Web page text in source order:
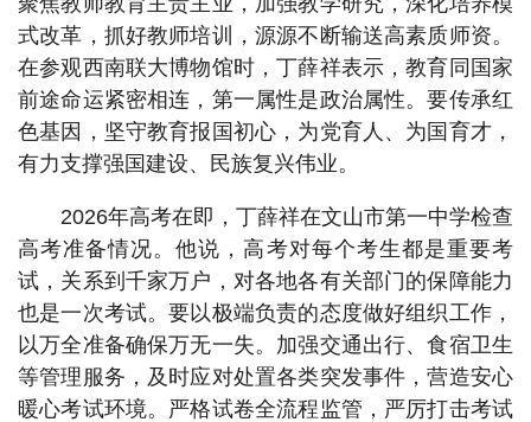
式改革，抓好教师培训，源源不断输送高素质师资。
在参观西南联大博物馆时，丁薛祥表示，教育同国家
前途命运紧密相连，第一属性是政治属性。要传承红
色基因，坚守教育报国初心，为党育人、为国育才，
有力支撑强国建设、民族复兴伟业。
2026年高考在即，丁薛祥在文山市第一中学检查
高考准备情况。他说，高考对每个考生都是重要考
试，关系到千家万户，对各地各有关部门的保障能力
也是一次考试。要以极端负责的态度做好组织工作，
以万全准备确保万无一失。加强交通出行、食宿卫生
等管理服务，及时应对处置各类突发事件，营造安心
暖心考试环境。严格试卷全流程监管，严厉打击考试